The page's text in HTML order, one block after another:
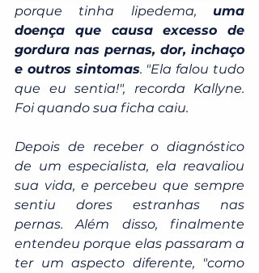
porque tinha lipedema, uma
doença que causa excesso de
gordura nas pernas, dor, inchaço
e outros sintomas. "Ela falou tudo
que eu sentia!", recorda Kallyne.
Foi quando sua ficha caiu.
Depois de receber o diagnóstico
de um especialista, ela reavaliou
sua vida, e percebeu que sempre
sentiu dores estranhas nas
pernas. Além disso, finalmente
entendeu porque elas passaram a
ter um aspecto diferente, "como